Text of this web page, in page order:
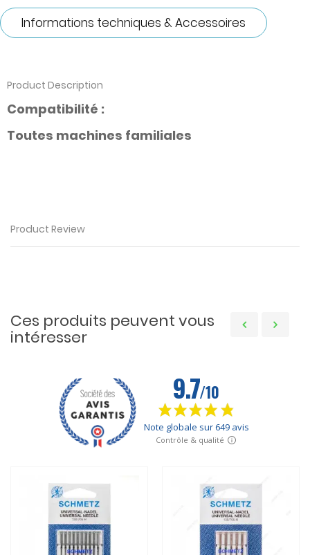
Informations techniques & Accessoires
Product Description
Compatibilité :
Toutes machines familiales
Product Review
Ces produits peuvent vous
intéresser